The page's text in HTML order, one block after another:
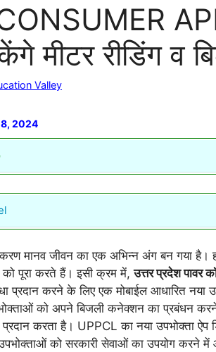
मीटर रीडिंग व
Valley
2024
मानव जीवन का एक अभिन्न अंग बन गया है।
पूरा करते हैं। इसी क्रम में,उत्तर प्रदेश पावर
प्रदान करने के लिए एक मोबाईल आधारित नया
को अपने बिजली कनेक्शन का प्रबंधन
प्रदान करता है। UPPCL का नया उपभोक्ता
को सरकारी सेवाओं का उपयोग करने